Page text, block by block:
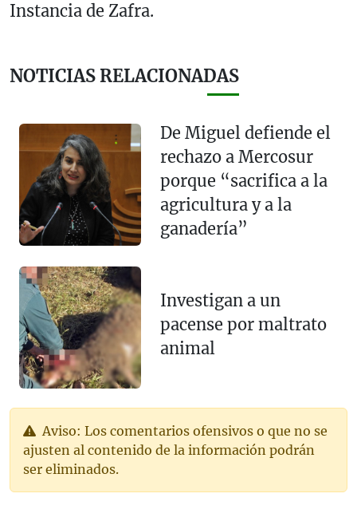
Instancia de Zafra.
NOTICIAS RELACIONADAS
De Miguel defiende el
rechazo a Mercosur
porque “sacrifica a la
agricultura y a la
ganadería”
Investigan a un
pacense por maltrato
animal
Aviso: Los comentarios ofensivos o que no se
ajusten al contenido de la información podrán
ser eliminados.